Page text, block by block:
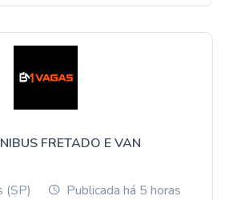
FRETADO E VAN
(SP)
Publicada há 5 horas